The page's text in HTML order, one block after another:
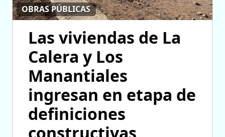
OBRAS PÚBLICAS
Las viviendas de La
Calera y Los
Manantiales
ingresan en etapa de
definiciones
constructivas